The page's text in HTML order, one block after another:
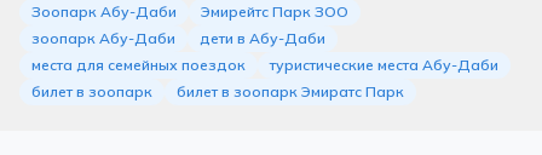
Зоопарк Абу-Даби
Эмирейтс Парк ЗОО
зоопарк Абу-Даби
дети в Абу-Даби
места для семейных поездок
туристические места Абу-Даби
билет в зоопарк
билет в зоопарк Эмиратс Парк